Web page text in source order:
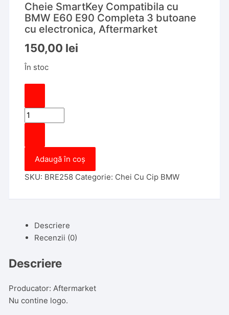
Cheie SmartKey Compatibila cu
BMW E60 E90 Completa 3 butoane
cu electronica, Aftermarket
150,00 lei
În stoc
Cantitate
Cheie
Compatibila
BMW
3
butoane
electronica,
Adaugă în coș
SKU: BRE258 Categorie: Chei Cu Cip BMW
Descriere
Recenzii (0)
Descriere
Producator: Aftermarket
Nu contine logo.